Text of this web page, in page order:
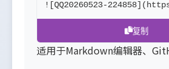
![QQ20260523-
复制
适用于Markdown编辑器、